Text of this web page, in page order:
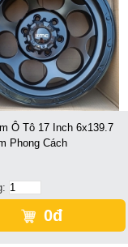
Ô Tô 17 Inch 6x139.7
Phong Cách
0đ